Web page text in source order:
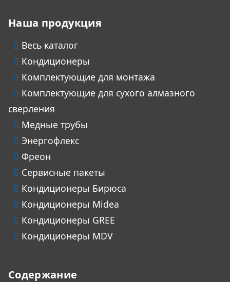
Наша продукция
Весь каталог
Кондиционеры
Комплектующие для монтажа
Комплектующие для сухого алмазного
сверления
Медные трубы
Энергофлекс
Фреон
Сервисные пакеты
Кондиционеры Бирюса
Кондиционеры Midea
Кондиционеры GREE
Кондиционеры MDV
Содержание